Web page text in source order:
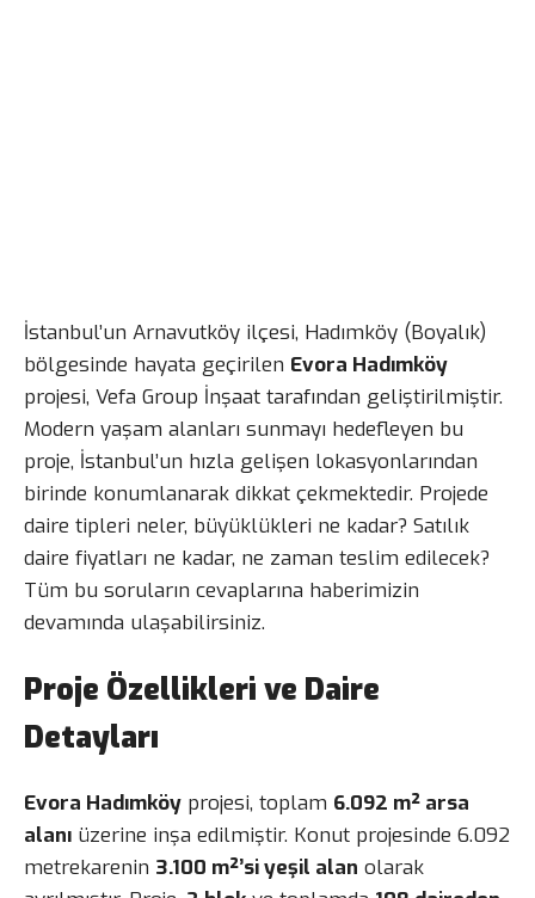
İstanbul’un Arnavutköy ilçesi, Hadımköy (Boyalık)
bölgesinde hayata geçirilen Evora Hadımköy
projesi, Vefa Group İnşaat tarafından geliştirilmiştir.
Modern yaşam alanları sunmayı hedefleyen bu
proje, İstanbul’un hızla gelişen lokasyonlarından
birinde konumlanarak dikkat çekmektedir. Projede
daire tipleri neler, büyüklükleri ne kadar? Satılık
daire fiyatları ne kadar, ne zaman teslim edilecek?
Tüm bu soruların cevaplarına haberimizin
devamında ulaşabilirsiniz.
Proje Özellikleri ve Daire
Detayları
Evora Hadımköy projesi, toplam 6.092 m² arsa
alanı üzerine inşa edilmiştir. Konut projesinde 6.092
metrekarenin 3.100 m²’si yeşil alan olarak